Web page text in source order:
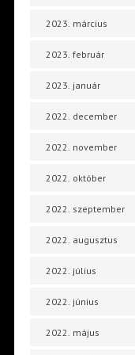
2023. március
2023. február
2023. január
2022. december
2022. november
2022. október
2022. szeptember
2022. augusztus
2022. július
2022. június
2022. május